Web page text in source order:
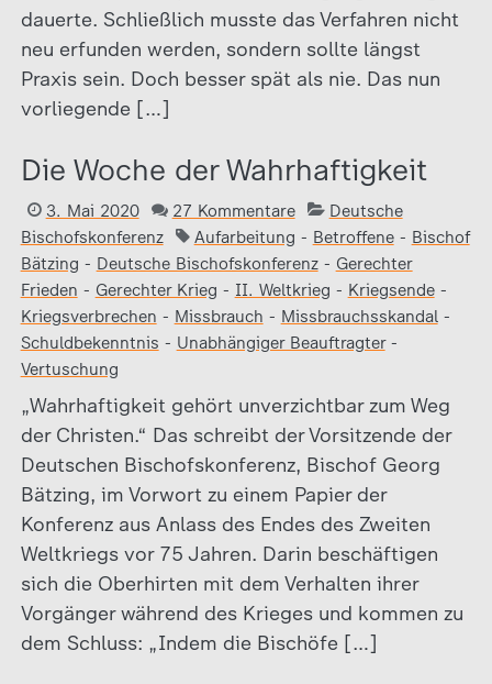
dauerte. Schließlich musste das Verfahren nicht
neu erfunden werden, sondern sollte längst
Praxis sein. Doch besser spät als nie. Das nun
vorliegende […]
Die Woche der Wahrhaftigkeit
3. Mai 2020 27 Kommentare
Deutsche
Bischofskonferenz
Aufarbeitung - Betroffene- Bischof
Bätzing - Deutsche Bischofskonferenz- Gerechter
Frieden - Gerechter Krieg - II. Weltkrieg - Kriegsende-
Kriegsverbrechen - Missbrauch - Missbrauchsskandal-
Schuldbekenntnis - Unabhängiger Beauftragter-
Vertuschung
„Wahrhaftigkeit gehört unverzichtbar zum Weg
der Christen.“ Das schreibt der Vorsitzende der
Deutschen Bischofskonferenz, Bischof Georg
Bätzing, im Vorwort zu einem Papier der
Konferenz aus Anlass des Endes des Zweiten
Weltkriegs vor 75 Jahren. Darin beschäftigen
sich die Oberhirten mit dem Verhalten ihrer
Vorgänger während des Krieges und kommen zu
dem Schluss: „Indem die Bischöfe […]